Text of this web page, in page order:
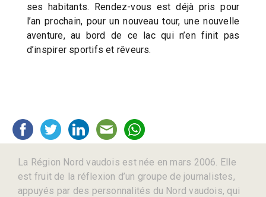
ses habitants. Rendez-vous est déjà pris pour
l’an prochain, pour un nouveau tour, une nouvelle
aventure, au bord de ce lac qui n’en finit pas
d’inspirer sportifs et rêveurs.
La Région Nord vaudois est née en mars 2006. Elle
est fruit de la réflexion d’un groupe de journalistes,
appuyés par des personnalités du Nord vaudois, qui